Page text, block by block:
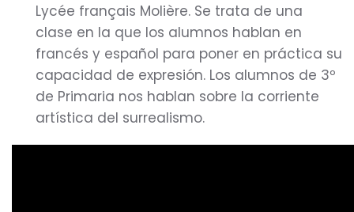
Lycée français Molière. Se trata de una
clase en la que los alumnos hablan en
francés y español para poner en práctica su
capacidad de expresión. Los alumnos de 3º
de Primaria nos hablan sobre la corriente
artística del surrealismo.